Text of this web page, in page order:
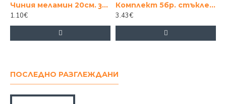
Чиния меламин 20см. за основно
1.10€
Комплект 5бр. стъклени купи с капаци
3.43€
ПОСЛЕДНО РАЗГЛЕЖДАНИ